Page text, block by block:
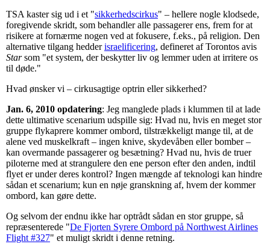
TSA kaster sig ud i et "sikkerhedscirkus" – hellere nogle klodsede,
foregivende skridt, som behandler alle passagerer ens, frem for at
risikere at fornærme nogen ved at fokusere, f.eks., på religion. Den
alternative tilgang hedderisraelificering, defineret af Torontos avis
Starsom "et system, der beskytter liv og lemmer uden at irritere os
til døde."
Hvad ønsker vi – cirkusagtige optrin eller sikkerhed?
Jan. 6, 2010 opdatering: Jeg manglede plads i klummen til at lade
dette ultimative scenarium udspille sig: Hvad nu, hvis en meget stor
gruppe flykaprere kommer ombord, tilstrækkeligt mange til, at de
alene ved muskelkraft – ingen knive, skydevåben eller bomber –
kan overmande passagerer og besætning? Hvad nu, hvis de truer
piloterne med at strangulere den ene person efter den anden, indtil
flyet er under deres kontrol? Ingen mængde af teknologi kan hindre
sådan et scenarium; kun en nøje granskning af, hvem der kommer
ombord, kan gøre dette.
Og selvom der endnu ikke har optrådt sådan en stor gruppe, så
repræsenterede "De Fjorten Syrere Ombord på Northwest Airlines
Flight #327" et muligt skridt i denne retning.